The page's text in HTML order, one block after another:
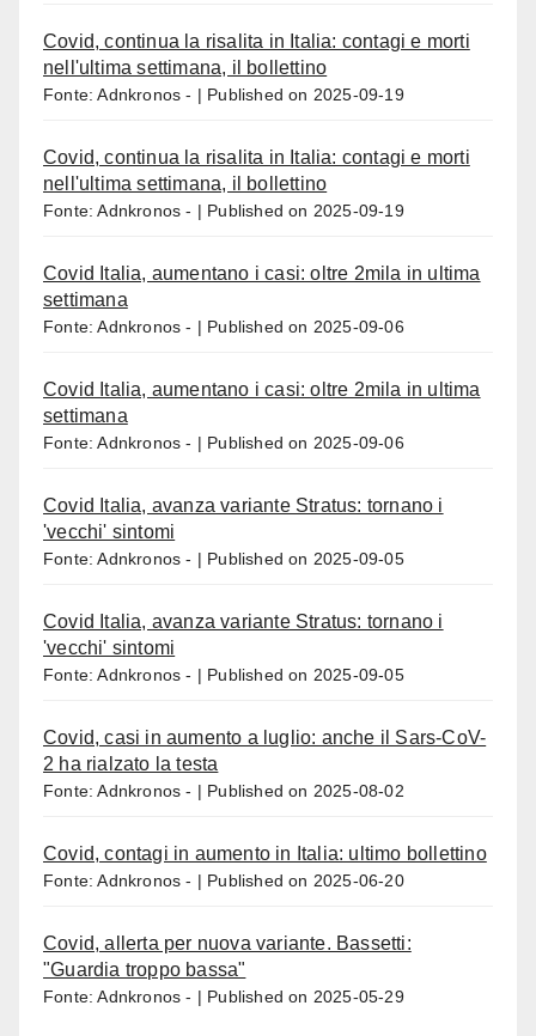
Covid, continua la risalita in Italia: contagi e morti
nell'ultima settimana, il bollettino
Fonte: Adnkronos - Published on 2025-09-19
Covid, continua la risalita in Italia: contagi e morti
nell'ultima settimana, il bollettino
Fonte: Adnkronos - Published on 2025-09-19
Covid Italia, aumentano i casi: oltre 2mila in ultima
settimana
Fonte: Adnkronos - Published on 2025-09-06
Covid Italia, aumentano i casi: oltre 2mila in ultima
settimana
Fonte: Adnkronos - Published on 2025-09-06
Covid Italia, avanza variante Stratus: tornano i
'vecchi' sintomi
Fonte: Adnkronos - Published on 2025-09-05
Covid Italia, avanza variante Stratus: tornano i
'vecchi' sintomi
Fonte: Adnkronos - Published on 2025-09-05
Covid, casi in aumento a luglio: anche il Sars-CoV-
2 ha rialzato la testa
Fonte: Adnkronos - Published on 2025-08-02
Covid, contagi in aumento in Italia: ultimo bollettino
Fonte: Adnkronos - Published on 2025-06-20
Covid, allerta per nuova variante. Bassetti:
"Guardia troppo bassa"
Fonte: Adnkronos - Published on 2025-05-29